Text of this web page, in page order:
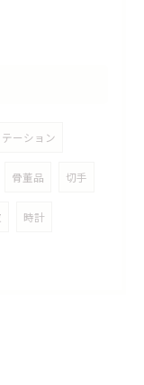
ーション
骨董品 切手
時計